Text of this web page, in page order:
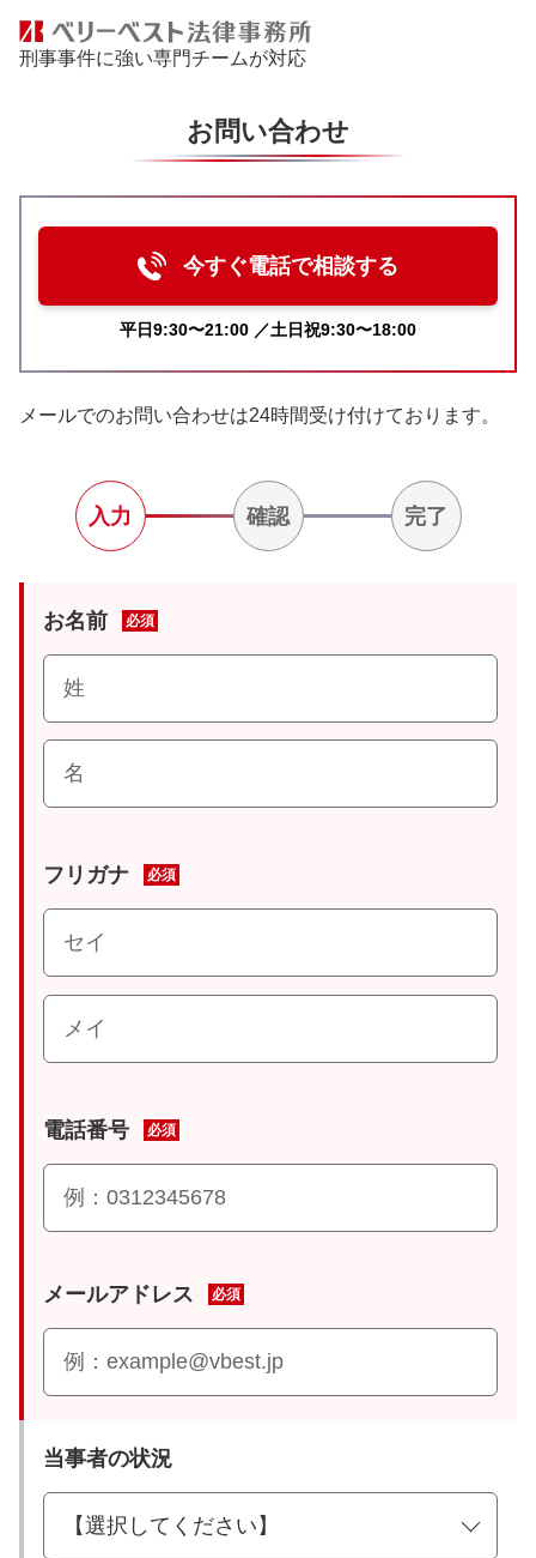
刑事事件に強い専門チームが対応
お問い合わせ
今すぐ電話で相談する
平日9:30〜21:00 ／土日祝9:30〜18:00
メールでのお問い合わせは24時間受け付けております。
入力 確認 完了
お名前 必須
フリガナ 必須
電話番号 必須
メールアドレス 必須
当事者の状況